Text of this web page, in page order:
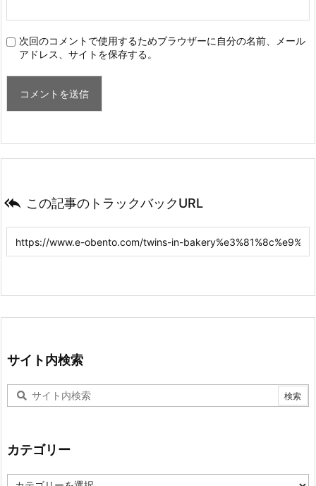
次回のコメントで使用するためブラウザーに自分の名前、メール
アドレス、サイトを保存する。
 この記事のトラックバックURL
サイト内検索
カテゴリー